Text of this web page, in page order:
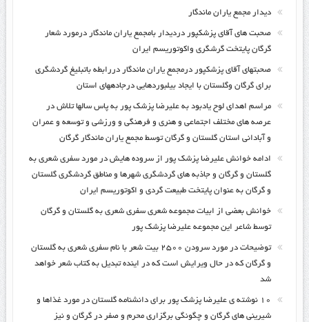
دیدار مجمع یاران ماندگار
صحبت های آقای پزشکپور دردیدار بامجمع یاران ماندگار درمورد شعار
گرگان پایتخت گرشگری واکوتوریسم ایران
صحبتهای آقای پزشکپور درمجمع یاران ماندگار دررابطه باتبلیغ گردشگری
برای گرگان وگلستان با ایجاد بیلبوردهایی درجادههای استان
مراسم اهدای لوح یادبود به علیرضا پزشک پور به پاس سالها تلاش در
عرصه های مختلف اجتماعی و هنری و فرهنگی و ورزشی و توسعه و عمران
و آبادانی استان گلستان و گرگان توسط مجمع یاران ماندگار گرگان
ادامه خوانش علیرضا پزشک پور از سروده هایش در مورد سفری شعری به
گلستان و گرگان و جاذبه های گردشگری شهرها و مناطق گردشگری گلستان
و گرگان به عنوان پایتخت طبیعت گردی و اکوتوریسم ایران
خوانش بعضی از ابیات مجموعه شعری سفری شعری به گلستان و گرگان
توسط شاعر این مجموعه علیرضا پزشک پور
توضیحات در مورد سرودن ۲۵۰۰ بیت شعر با نام سفری شعری به گلستان
و گرگان که در حال ویرایش است که در اینده تبدیل به کتاب شعر خواهد
شد
۱۰ نوشته ی علیرضا پزشک پور برای دانشنامه گلستان در مورد غذاها و
شیرینی های گرگان و چگونگی برگزاری محرم و صفر در گرگان و نیز